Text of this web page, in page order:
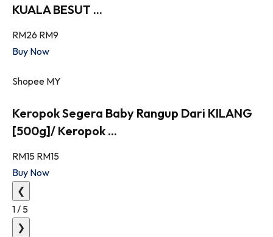
KUALA BESUT ...
RM26 RM9
Buy Now
Shopee MY
Keropok Segera Baby Rangup Dari KILANG
[500g]/ Keropok ...
RM15 RM15
Buy Now
❮
1/ 5
❯